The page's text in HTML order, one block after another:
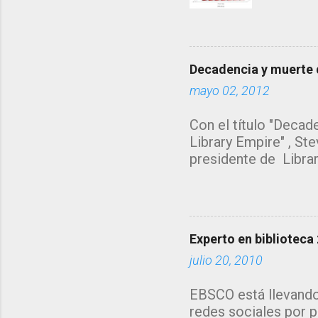
de
ésta
Decadencia y
mayo 02, 2012
Con el título
Library Empire" ,
presidente de
reflexiones. Yo
años soñando con
todo lo que nos
Coffman enumera
Experto en biblioteca
julio 20, 2010
EBSCO está
redes sociales por